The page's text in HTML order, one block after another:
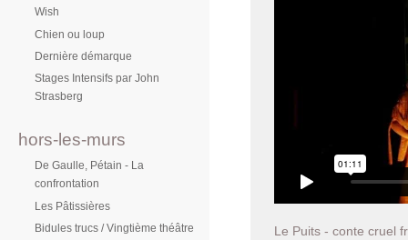
Wish
Chien ou loup
Dernière démarque
Stages Intensifs par John
Strasberg
hors-les-murs
De Gaulle, Pétain - La
confrontation
Les Pâtissières
Bidules trucs / Vingtième théâtre
Le Puits - conte cruel